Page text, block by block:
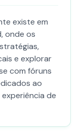
existe em
onde os
e explorar
com fóruns
ao
de